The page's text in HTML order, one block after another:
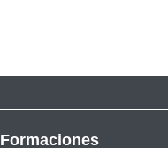
Formaciones